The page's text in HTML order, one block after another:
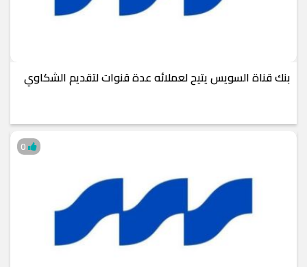
بنك قناة السويس يتيح لعملائه عدة قنوات لتقديم الشكاوي